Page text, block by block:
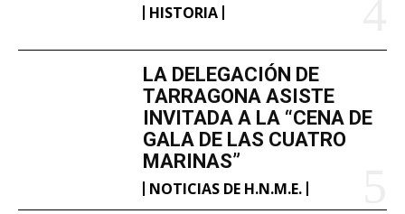
HISTORIA
LA DELEGACIÓN DE
TARRAGONA ASISTE
INVITADA A LA “CENA DE
GALA DE LAS CUATRO
MARINAS”
NOTICIAS DE H.N.M.E.